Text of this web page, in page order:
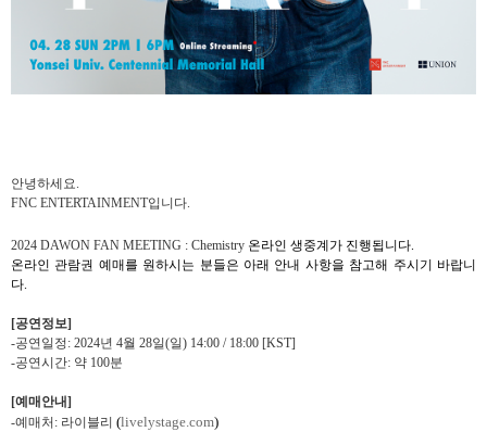
안녕하세요.
FNC ENTERTAINMENT입니다.
2024 DAWON FAN MEETING : Chemistry 온라인 생중계 가 진행됩니다.
온라인 관람권 예매를 원하시는 분들은 아래 안내 사항을 참고해 주시기 바랍니
다.
[공연정보]
-공연일정: 2024년 4월 28일(일) 14:00 / 18:00 [KST]
-공연시간: 약 100분
[예매안내]
-예매처 : 라이블리 (livelystage.com)